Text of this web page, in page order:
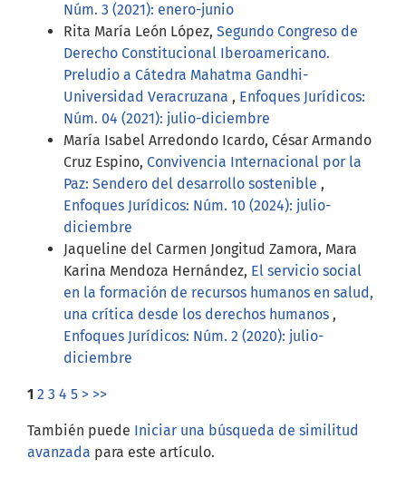
Núm. 3 (2021): enero-junio
Rita María León López, Segundo Congreso de
Derecho Constitucional Iberoamericano.
Preludio a Cátedra Mahatma Gandhi-
Universidad Veracruzana , Enfoques Jurídicos:
Núm. 04 (2021): julio-diciembre
María Isabel Arredondo Icardo, César Armando
Cruz Espino, Convivencia Internacional por la
Paz: Sendero del desarrollo sostenible ,
Enfoques Jurídicos: Núm. 10 (2024): julio-
diciembre
Jaqueline del Carmen Jongitud Zamora, Mara
Karina Mendoza Hernández, El servicio social
en la formación de recursos humanos en salud,
una crítica desde los derechos humanos ,
Enfoques Jurídicos: Núm. 2 (2020): julio-
diciembre
1 2 3 4 5 > >>
También puede Iniciar una búsqueda de similitud
avanzada para este artículo.